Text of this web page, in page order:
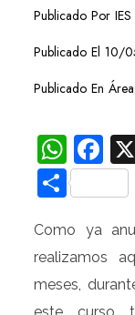
Publicado Por
Publicado El10/
Publicado En
Como ya
realizamos
meses,